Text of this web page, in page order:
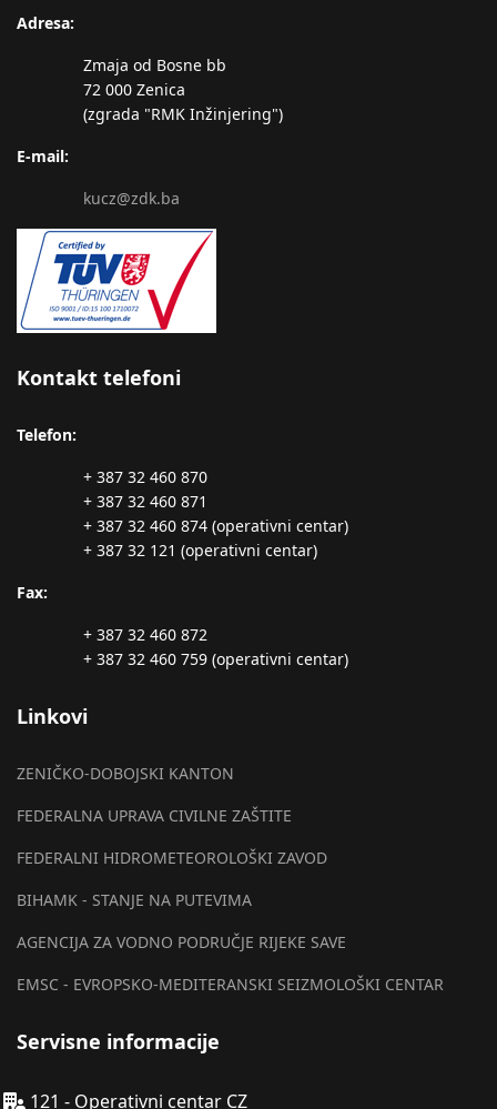
Adresa:
Zmaja od Bosne bb
72 000 Zenica
(zgrada "RMK Inžinjering")
E-mail:
kucz@zdk.ba
Kontakt telefoni
Telefon:
+ 387 32 460 870
+ 387 32 460 871
+ 387 32 460 874 (operativni centar)
+ 387 32 121 (operativni centar)
Fax:
+ 387 32 460 872
+ 387 32 460 759 (operativni centar)
Linkovi
ZENIČKO-DOBOJSKI KANTON
FEDERALNA UPRAVA CIVILNE ZAŠTITE
FEDERALNI HIDROMETEOROLOŠKI ZAVOD
BIHAMK - STANJE NA PUTEVIMA
AGENCIJA ZA VODNO PODRUČJE RIJEKE SAVE
EMSC - EVROPSKO-MEDITERANSKI SEIZMOLOŠKI CENTAR
Servisne informacije
121 - Operativni centar CZ